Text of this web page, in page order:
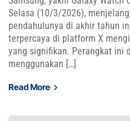
Selasa (10/3/2026),
pendahulunya di akhir tahun
terpercaya di platform X
yang signifikan. Perangkat ini
menggunakan […]
Read More